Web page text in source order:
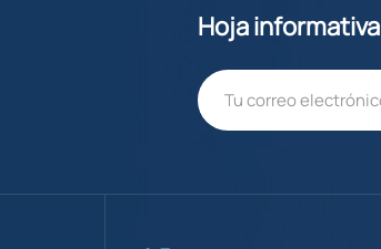
Hoja informativa